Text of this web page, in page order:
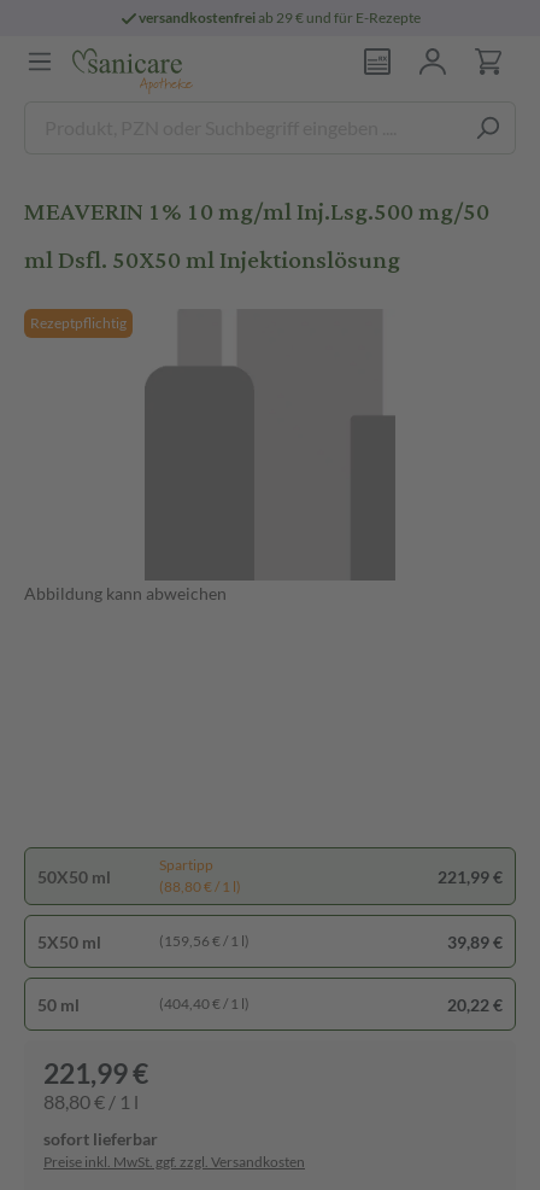
versandkostenfreiab 29 € und für E-Rezepte
MEAVERIN 1% 10 mg/ml Inj.Lsg.500 mg/50
ml Dsfl. 50X50 ml Injektionslösung
Rezeptpflichtig
Abbildung kann abweichen
50X50 ml
Spartipp
(88,80 € / 1 l)
221,99 €
5X50 ml (159,56 € / 1 l) 39,89 €
50 ml (404,40 € / 1 l) 20,22 €
221,99 €
88,80 € / 1 l
sofort lieferbar
Preise inkl. MwSt. ggf. zzgl. Versandkosten